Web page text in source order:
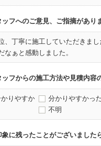
ッフへのご意見、ご指摘があり
、丁寧に施工していただきまし
なぁと感動しました。
ッフからの施工方法や見積内容
りやすか
分かりやすかった
不明
に残ったことがございました